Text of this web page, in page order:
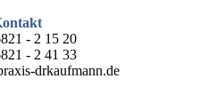
- 2 15 20
- 2 41 33
drkaufmann.de